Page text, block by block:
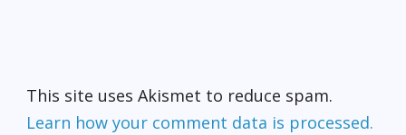
This site uses Akismet to reduce spam.
Learn how your comment data is processed.